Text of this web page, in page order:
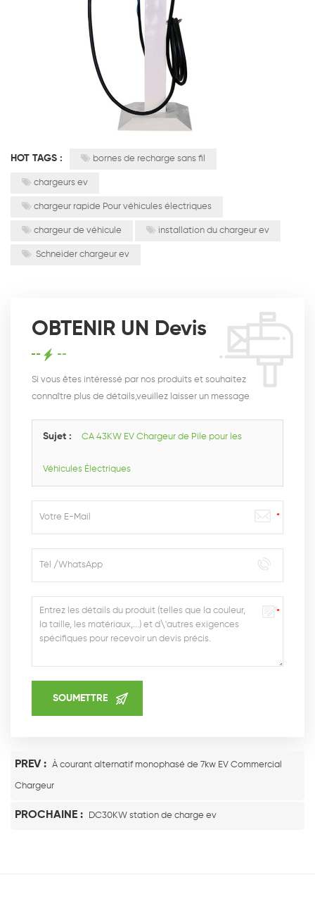
HOT TAGS : bornes de recharge sans fil
chargeurs ev
chargeur rapide Pour véhicules électriques
chargeur de véhicule installation du chargeur ev
Schneider chargeur ev
OBTENIR UN Devis
Si vous êtes intéressé par nos produits et souhaitez
connaître plus de détails,veuillez laisser un message
Sujet : CA 43KW EV Chargeur de Pile pour les
Véhicules Électriques
PREV : À courant alternatif monophasé de 7kw EV Commercial
Chargeur
PROCHAINE : DC30KW station de charge ev